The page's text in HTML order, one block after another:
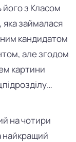
з Класом
яка займалася
кандидатом
але згодом
картини
на чотири
найкращий